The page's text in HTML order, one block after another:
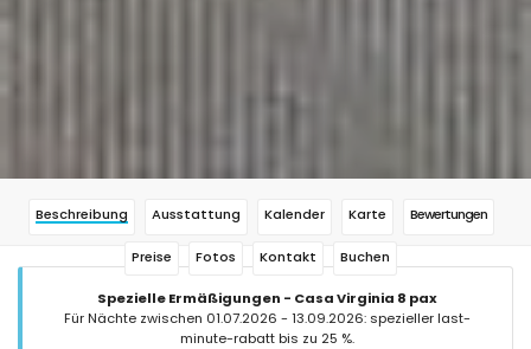
Beschreibung Ausstattung Kalender Karte Bewertungen
Preise Fotos Kontakt Buchen
Spezielle Ermäßigungen - Casa Virginia 8 pax
Für Nächte zwischen 01.07.2026 - 13.09.2026: spezieller last-
minute-rabatt bis zu 25 %.